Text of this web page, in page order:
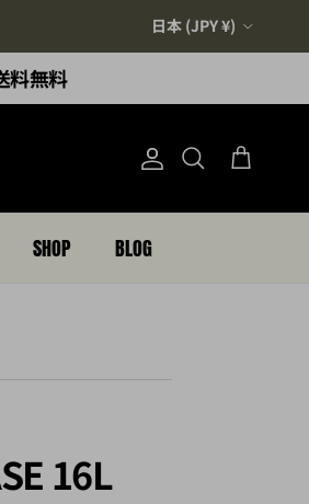
国/地域
日本 (JPY ¥)
料無料
アカウント
検索 カート
SHOP BLOG
16L